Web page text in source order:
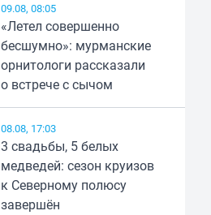
09.08, 08:05
«Летел совершенно
бесшумно»: мурманские
орнитологи рассказали
о встрече с сычом
08.08, 17:03
3 свадьбы, 5 белых
медведей: сезон круизов
к Северному полюсу
завершён